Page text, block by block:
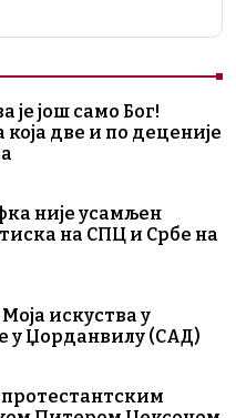
је још само Бог!
две и по деценије
није усамљен
на СПЦ и Србе на
искуства у
у Џорданвилу (САД)